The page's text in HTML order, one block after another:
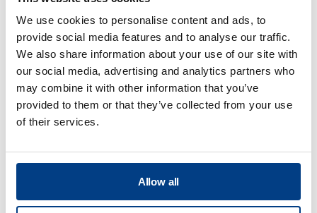
We use cookies to personalise content and ads, to
provide social media features and to analyse our traffic.
We also share information about your use of our site with
our social media, advertising and analytics partners who
may combine it with other information that you’ve
provided to them or that they’ve collected from your use
of their services.
Allow all
브로셔